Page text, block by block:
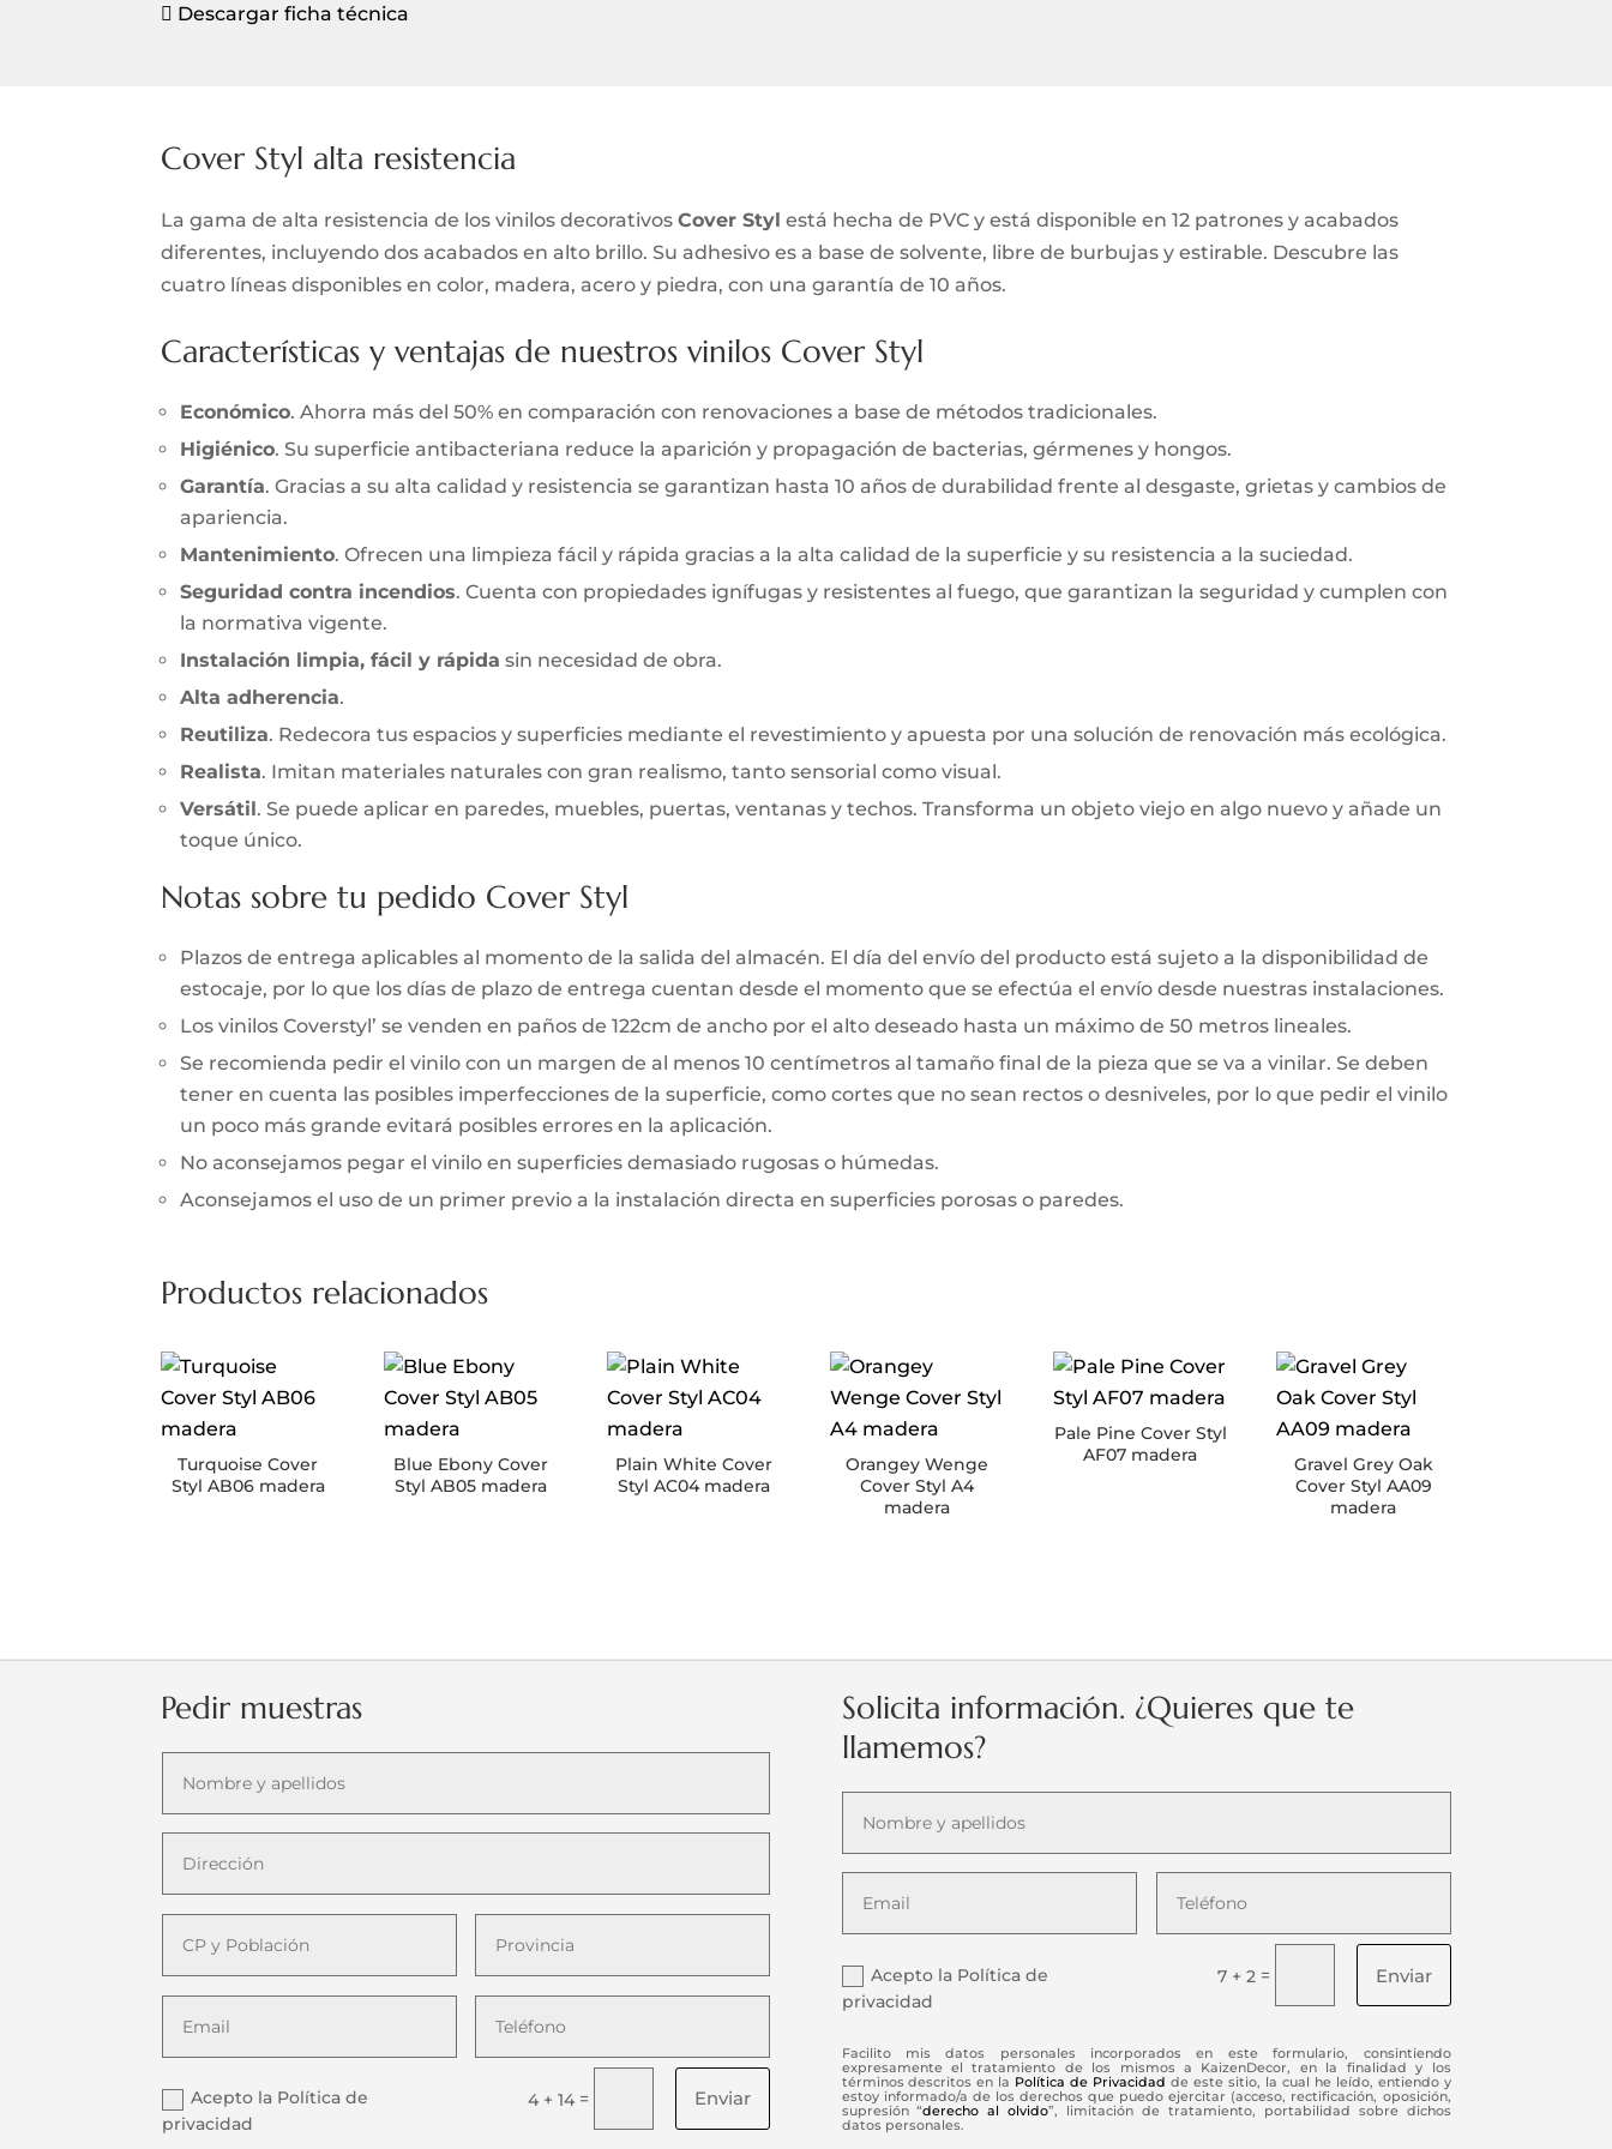
 Descargar ficha técnica
Cover Styl alta resistencia
La gama de alta resistencia de los vinilos decorativosCover Styl está hecha de PVC y está disponible en 12 patrones y acabados
diferentes, incluyendo dos acabados en alto brillo. Su adhesivo es a base de solvente, libre de burbujas y estirable. Descubre las
cuatro líneas disponibles en color, madera, acero y piedra, con una garantía de 10 años.
Características y ventajas de nuestros vinilos Cover Styl
Económico. Ahorra más del 50% en comparación con renovaciones a base de métodos tradicionales.
Higiénico. Su superficie antibacteriana reduce la aparición y propagación de bacterias, gérmenes y hongos.
Garantía. Gracias a su alta calidad y resistencia se garantizan hasta 10 años de durabilidad frente al desgaste, grietas y cambios de
apariencia.
Mantenimiento. Ofrecen una limpieza fácil y rápida gracias a la alta calidad de la superficie y su resistencia a la suciedad.
Seguridad contra incendios. Cuenta con propiedades ignífugas y resistentes al fuego, que garantizan la seguridad y cumplen con
la normativa vigente.
Instalación limpia, fácil y rápida sin necesidad de obra.
Alta adherencia.
Reutiliza. Redecora tus espacios y superficies mediante el revestimiento y apuesta por una solución de renovación más ecológica.
Realista. Imitan materiales naturales con gran realismo, tanto sensorial como visual.
Versátil . Se puede aplicar en paredes, muebles, puertas, ventanas y techos. Transforma un objeto viejo en algo nuevo y añade un
toque único.
Notas sobre tu pedido Cover Styl
Plazos de entrega aplicables al momento de la salida del almacén. El día del envío del producto está sujeto a la disponibilidad de
estocaje, por lo que los días de plazo de entrega cuentan desde el momento que se efectúa el envío desde nuestras instalaciones.
Los vinilos Coverstyl’ se venden en paños de 122cm de ancho por el alto deseado hasta un máximo de 50 metros lineales.
Se recomienda pedir el vinilo con un margen de al menos 10 centímetros al tamaño final de la pieza que se va a vinilar. Se deben
tener en cuenta las posibles imperfecciones de la superficie, como cortes que no sean rectos o desniveles, por lo que pedir el vinilo
un poco más grande evitará posibles errores en la aplicación.
No aconsejamos pegar el vinilo en superficies demasiado rugosas o húmedas.
Aconsejamos el uso de un primer previo a la instalación directa en superficies porosas o paredes.
Productos relacionados
Turquoise Cover
Styl AB06 madera
Blue Ebony Cover
Styl AB05 madera
Plain White Cover
Styl AC04 madera
Orangey Wenge
Cover Styl A4
madera
Pale Pine Cover Styl
AF07 madera
Gravel Grey Oak
Cover Styl AA09
madera
Pedir muestras
Acepto la Política de
privacidad
4 + 14 = Enviar
Solicita información. ¿Quieres que te
llamemos?
Acepto la Política de
privacidad
7 + 2 = Enviar
Facilito mis datos personales incorporados en este formulario, consintiendo
expresamente el tratamiento de los mismos a KaizenDecor, en la finalidad y los
términos descritos en la Política de Privacidad de este sitio, la cual he leído, entiendo y
estoy informado/a de los derechos que puedo ejercitar (acceso, rectificación, oposición,
supresión “derecho al olvido”, limitación de tratamiento, portabilidad sobre dichos
datos personales.